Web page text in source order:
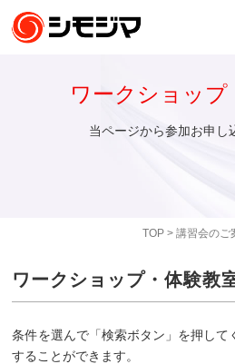
TOP> 講習会のご
ワークショップ
当ページから参加お申し
ワークショップ・体験教
条件を選んで「検索ボタン」を押して
することができます。